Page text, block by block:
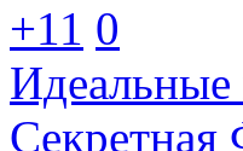
+11 0
Идеальные
Секретная